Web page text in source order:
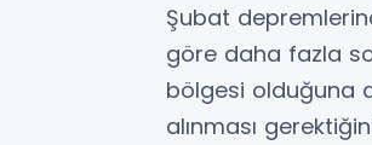
Şubat
göre daha fazla
bölgesi olduğuna
alınması